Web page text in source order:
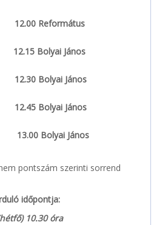
12.00 Református
Bolyai János
Bolyai János
12.45 Bolyai János
Bolyai János
pontszám szerinti sorrend
időpontja:
10.30 óra